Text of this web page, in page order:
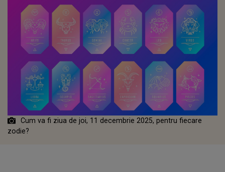
Cum va fi ziua de joi, 11 decembrie 2025, pentru fiecare
zodie?